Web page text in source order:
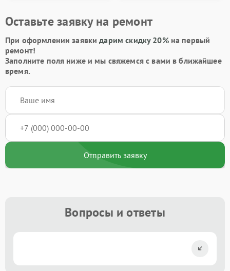
Оставьте заявку на ремонт
При оформлении заявкидарим скидку 20%на первый
ремонт!
Заполните поля ниже и мы свяжемся с вами в ближайшее
время.
Отправить заявку
Вопросы и ответы